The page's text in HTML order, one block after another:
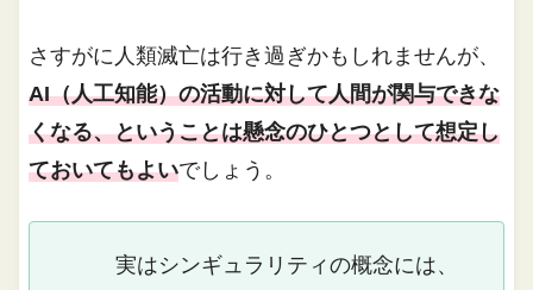
さすがに人類滅亡は行き過ぎかもしれませんが、
AI（人工知能）の活動に対して人間が関与できな
くなる、ということは懸念のひとつとして想定し
ておいてもよいでしょう。
実はシンギュラリティの概念には、